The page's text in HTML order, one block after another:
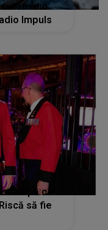
din
Impuls
după ce
să fie